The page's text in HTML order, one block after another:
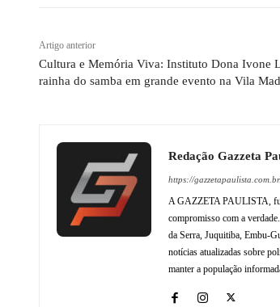
Artigo anterior
Cultura e Memória Viva: Instituto Dona Ivone
rainha do samba em grande evento na Vila
Redação Gazzeta
https://
A GAZZETA PAULISTA,
compromisso com a
da Serra, Juquitiba, Embu-
notícias atualizadas sobre
manter a população